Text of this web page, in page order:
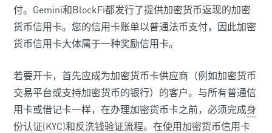
付。Gemini和BlockFi都发行了提供加密货币返现的加密
货币信用卡。您的信用卡账单以普通法币支付，因此加密
货币信用卡大体属于一种奖励信用卡。
若要开卡，首先应成为加密货币卡供应商（例如加密货币
交易平台或支持加密货币的银行）的客户。与所有普通信
用卡或借记卡一样，在办理加密货币卡之前，必须完成身
份认证(KYC)和反洗钱验证流程。在使用加密货币信用卡